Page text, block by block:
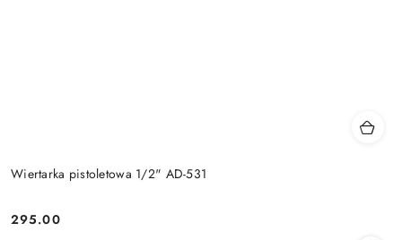
Wiertarka pistoletowa 1/2" AD-531
Cena:
295.00